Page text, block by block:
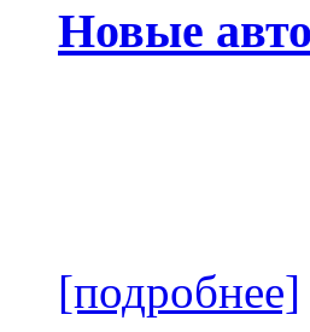
Новые
[подробнее]